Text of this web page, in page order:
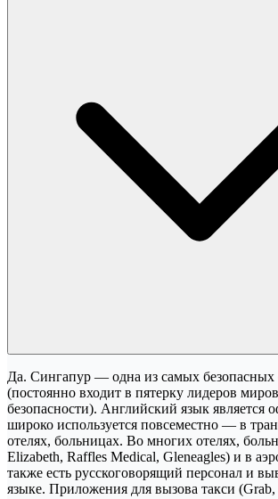
Да. Сингапур — одна из самых безопасных
(постоянно входит в пятерку лидеров
безопасности). Английский язык является
широко используется повсеместно — в
отелях, больницах. Во многих отелях,
Elizabeth, Raffles Medical, Gleneagles) и в
также есть русскоговорящий персонал и
языке. Приложения для вызова такси